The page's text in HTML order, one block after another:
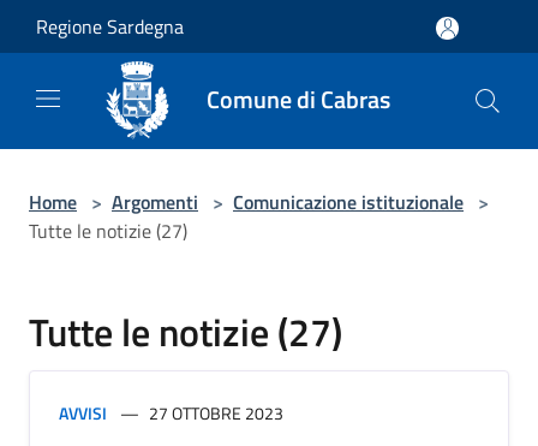
Salta al contenuto principale
Regione Sardegna
Comune di Cabras
Home > Argomenti > Comunicazione istituzionale >
Tutte le notizie (27)
Tutte le notizie (27)
AVVISI 27 OTTOBRE 2023